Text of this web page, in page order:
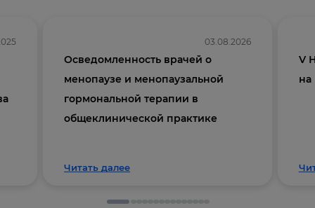
03.08.2026
Осведомленность врачей о
менопаузе и менопаузальной
гормональной терапии в
общеклинической практике
Читать далее
V
на